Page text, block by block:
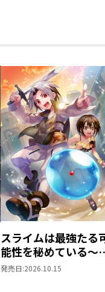
スライムは最強たる
能性を秘めている～
回目の人生、ちゃんと
発売日:2026.10.15